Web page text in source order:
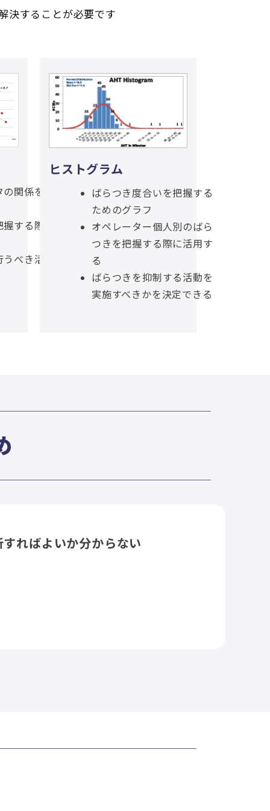
決することが必要です
関係を
する際
べき活
ヒストグラム
ばらつき度合いを把握する
ためのグラフ
オペレーター個人別のばら
つきを把握する際に活用す
る
ばらつきを抑制する活動を
実施すべきかを決定できる
ればよいか分からない